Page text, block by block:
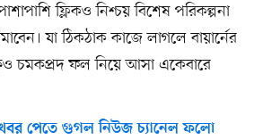
ফ্লিকও নিশ্চয় বিশেষ পরিকল্পনা
যা ঠিকঠাক কাজে লাগলে বায়ার্নের
চমকপ্রদ ফল নিয়ে আসা একেবারে
পেতে গুগল নিউজ চ্যানেল ফলো